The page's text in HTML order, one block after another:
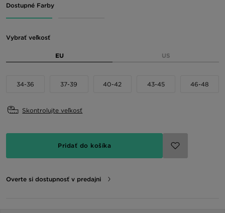
Dostupné Farby
Vybrať veľkosť
EU US
34-36 37-39 40-42 43-45 46-48
Skontrolujte veľkosť
Pridať do košíka
Overte si dostupnosť v predajni